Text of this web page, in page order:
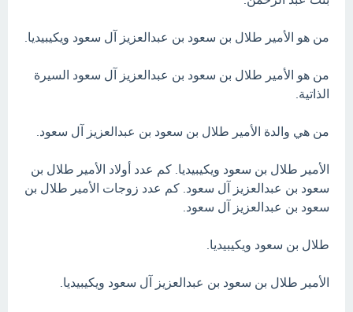
من هو الأمير طلال بن سعود بن عبدالعزيز آل سعود ويكيبيديا.
من هو الأمير طلال بن سعود بن عبدالعزيز آل سعود السيرة
الذاتية.
من هي والدة الأمير طلال بن سعود بن عبدالعزيز آل سعود.
الأمير طلال بن سعود ويكيبيديا. كم عدد أولاد الأمير طلال بن
سعود بن عبدالعزيز آل سعود. كم عدد زوجات الأمير طلال بن
سعود بن عبدالعزيز آل سعود.
طلال بن سعود ويكيبيديا.
الأمير طلال بن سعود بن عبدالعزيز آل سعود ويكيبيديا.